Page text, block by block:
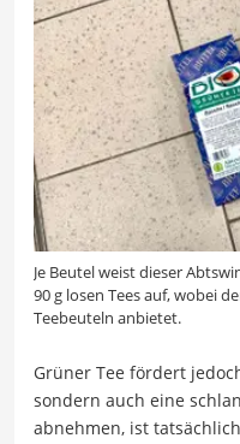
Je Beutel weist dieser
90 g losen Tees auf, wobei
Teebeuteln anbietet.
Grüner Tee fördert
sondern auch eine
abnehmen, ist